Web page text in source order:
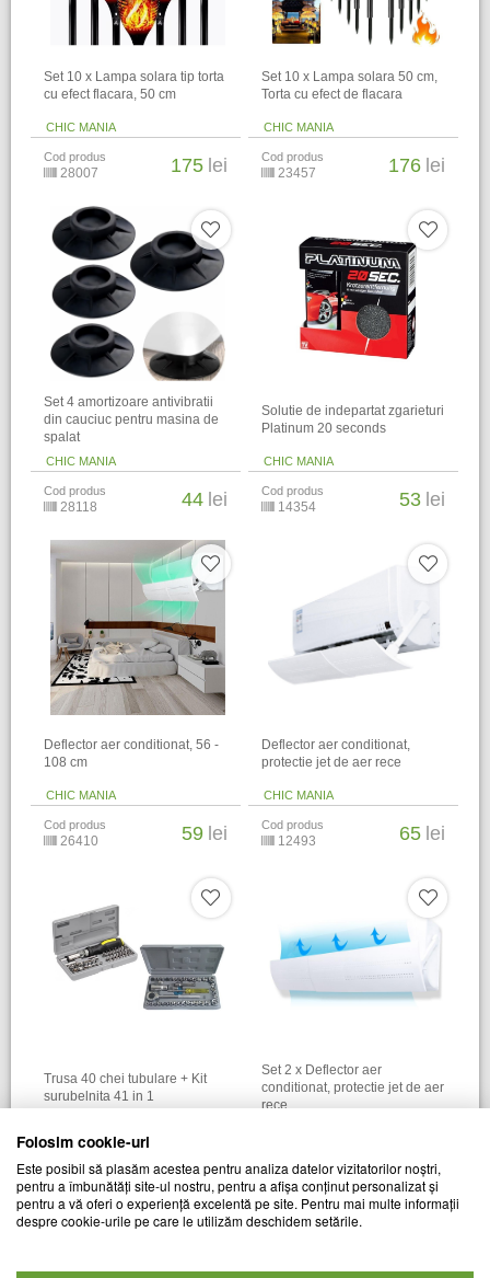
Set 10 x Lampa solara tip torta
cu efect flacara, 50 cm
CHIC MANIA
Cod produs
28007 175 lei
Set 10 x Lampa solara 50 cm,
Torta cu efect de flacara
CHIC MANIA
Cod produs
23457 176 lei
Set 4 amortizoare antivibratii
din cauciuc pentru masina de
spalat
CHIC MANIA
Cod produs
28118 44 lei
Solutie de indepartat zgarieturi
Platinum 20 seconds
CHIC MANIA
Cod produs
14354 53 lei
Deflector aer conditionat, 56 -
108 cm
CHIC MANIA
Cod produs
26410 59 lei
Deflector aer conditionat,
protectie jet de aer rece
CHIC MANIA
Cod produs
12493 65 lei
Trusa 40 chei tubulare + Kit
surubelnita 41 in 1
03077 80 lei
Set 2 x Deflector aer
conditionat, protectie jet de aer
rece
28436 107 lei
Folosim cookie-uri
Este posibil să plasăm acestea pentru analiza datelor vizitatorilor noștri,
pentru a îmbunătăți site-ul nostru, pentru a afișa conținut personalizat și
pentru a vă oferi o experiență excelentă pe site. Pentru mai multe informații
despre cookie-urile pe care le utilizăm deschidem setările.